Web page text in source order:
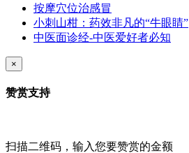
按摩穴位治感冒
小刺山柑：药效非凡的“牛眼睛”
中医面诊经-中医爱好者必知
×
赞赏支持
扫描二维码，输入您要赞赏的金额